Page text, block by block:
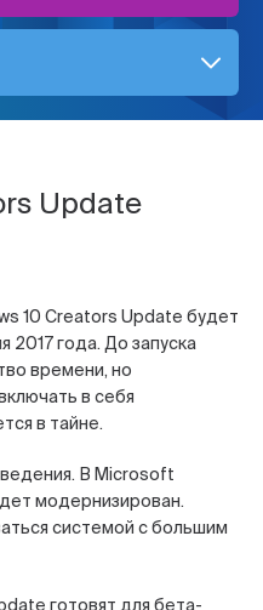
Update
10 Creators Update будет
2017 года. До запуска
времени, но
в себя
в тайне.
В Microsoft
модернизирован.
системой с большим
готовят для бета-